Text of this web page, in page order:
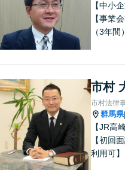
【中小
【事業
（3年間
市村
市村法律
群馬県|
【JR高
【初回
利用可